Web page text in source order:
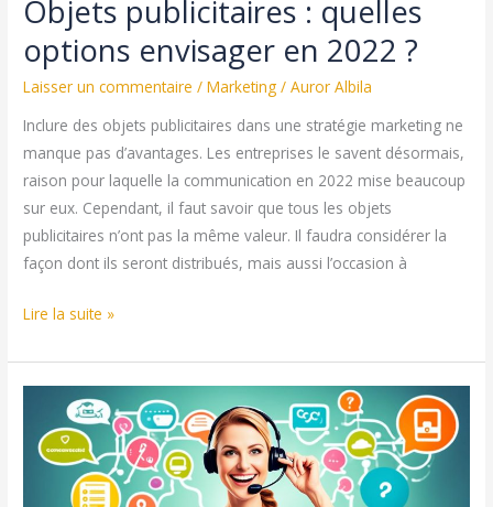
Objets publicitaires : quelles
options envisager en 2022 ?
Laisser un commentaire /Marketing /Auror Albila
Inclure des objets publicitaires dans une stratégie marketing ne
manque pas d’avantages. Les entreprises le savent désormais,
raison pour laquelle la communication en 2022 mise beaucoup
sur eux. Cependant, il faut savoir que tous les objets
publicitaires n’ont pas la même valeur. Il faudra considérer la
façon dont ils seront distribués, mais aussi l’occasion à
Objets
quelles
options
envisager
en
Lire la suite »